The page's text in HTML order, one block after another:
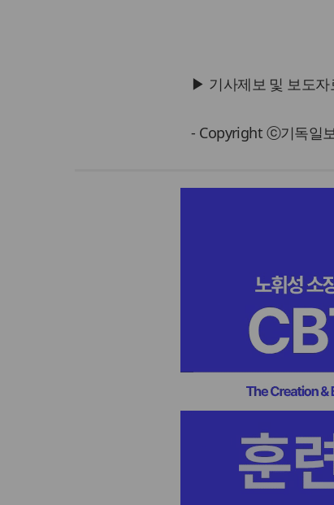
▶ 기사제보 및 보도
- Copyright ⓒ기독일